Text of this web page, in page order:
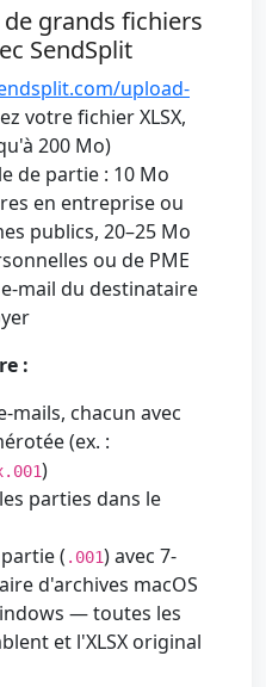
grands fichiers
SendSplit
upload-
votre fichier XLSX,
200 Mo)
de partie : 10 Mo
en entreprise ou
publics, 20–25 Mo
ou de PME
mail du destinataire
:
mails, chacun avec
(ex. :
)
parties dans le
( .001) avec 7-
d'archives macOS
— toutes les
et l'XLSX original